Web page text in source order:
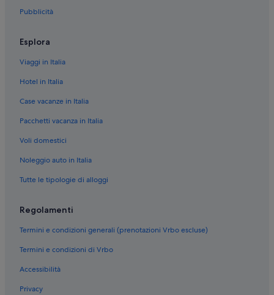
Pubblicità
Esplora
Viaggi in Italia
Hotel in Italia
Case vacanze in Italia
Pacchetti vacanza in Italia
Voli domestici
Noleggio auto in Italia
Tutte le tipologie di alloggi
Regolamenti
Termini e condizioni generali (prenotazioni Vrbo escluse)
Termini e condizioni di Vrbo
Accessibilità
Privacy